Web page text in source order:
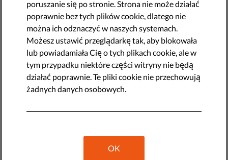
ryzyka”, i pomagają w ograniczeniu rozprzestrzeniania się
koronawirusa. Pomysł wykorzystania technologii do
monitorowania obywateli, a zwłaszcza ich lokalizacji i
stanu zdrowia, zyskuje również na popularności w
Europie.
Większość osób zdaje się akceptować
ograniczenia swoich praw, żeby
zatrzymać rozprzestrzenianie się COVID-
We Włoszech minister ds. innowacji technologicznych i
poruszanie się po stronie. Strona nie może działać
poprawnie bez tych plików cookie, dlatego nie
można ich odznaczyć w naszych systemach.
Możesz ustawić przeglądarkę tak, aby blokowała
lub powiadamiała Cię o tych plikach cookie, ale w
tym przypadku niektóre części witryny nie będą
działać poprawnie. Te pliki cookie nie przechowują
żadnych danych osobowych.
OK